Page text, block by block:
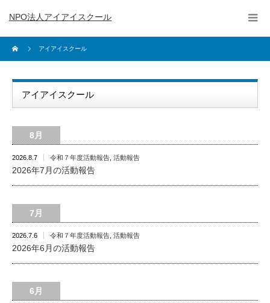
NPO法人アイアイスクール
アイアイスクール
アイアイスクール
8月
2026.8.7 令和７年度活動報告 活動報告
2026年7月の活動報告
7月
2026.7.6 令和７年度活動報告 活動報告
2026年6月の活動報告
6月